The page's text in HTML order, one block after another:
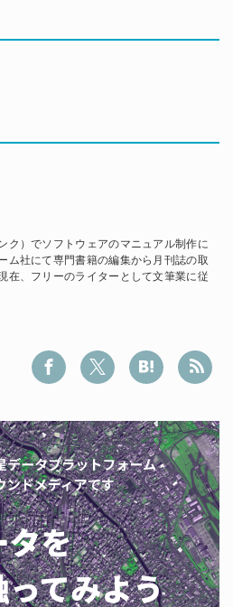
ク）でソフトウェアのマニュアル制作に
ム社にて専門書籍の編集から月刊誌の取
在、フリーのライターとして文筆業に従